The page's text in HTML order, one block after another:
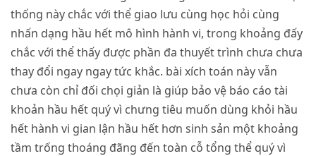
thống này chắc với thể giao lưu cùng học hỏi cùng
nhấn dạng hầu hết mô hình hành vi, trong khoảng đấy
chắc với thể thấy được phần đa thuyết trình chưa chưa
thay đổi ngay ngay tức khắc. bài xích toán này vẫn
chưa còn chỉ đối chọi giản là giúp bảo vệ báo cáo tài
khoản hầu hết quý vì chưng tiêu muốn dùng khỏi hầu
hết hành vi gian lận hầu hết hơn sinh sản một khoảng
tầm trống thoáng đãng đến toàn cỗ tổng thể quý vì